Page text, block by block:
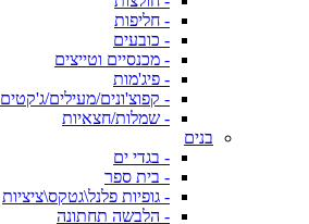
- חליפות
- כובעים
- מכנסיים וטייצים
- פיג'מות
- קפוצ'ונים/מעילים/ג'קטים
- שמלות/חצאיות
בנים
- בגדי ים
- בית ספר
- גופיות פלנל\גטקס\ציציות
- הלבשה תחתונה